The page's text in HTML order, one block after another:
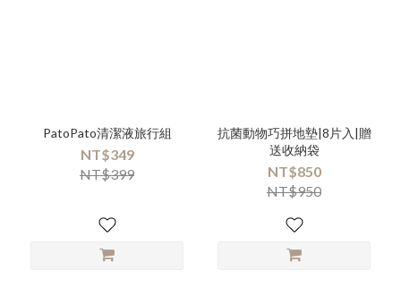
PatoPato清潔液旅行組
NT$349
NT$399
抗菌動物巧拼地墊|8片入|贈
送收納袋
NT$850
NT$950